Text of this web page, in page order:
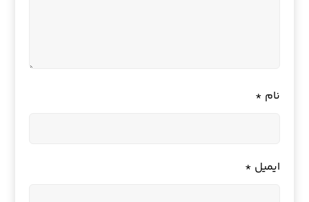
نام *
ایمیل *